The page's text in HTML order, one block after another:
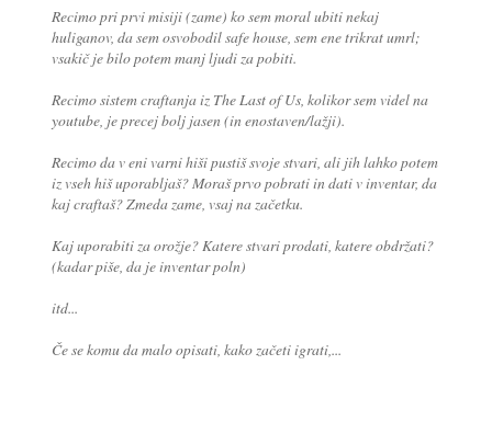
Recimo pri prvi misiji (zame) ko sem moral ubiti nekaj
huliganov, da sem osvobodil safe house, sem ene trikrat umrl;
vsakič je bilo potem manj ljudi za pobiti.
Recimo sistem craftanja iz The Last of Us, kolikor sem videl na
youtube, je precej bolj jasen (in enostaven/lažji).
Recimo da v eni varni hiši pustiš svoje stvari, ali jih lahko potem
iz vseh hiš uporabljaš? Moraš prvo pobrati in dati v inventar, da
kaj craftaš? Zmeda zame, vsaj na začetku.
Kaj uporabiti za orožje? Katere stvari prodati, katere obdržati?
(kadar piše, da je inventar poln)
itd...
Če se komu da malo opisati, kako začeti igrati,...